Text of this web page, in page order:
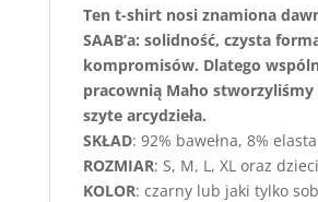
Ten t-shirt nosi znamiona
SAAB’a: solidność, czysta
kompromisów. Dlatego
pracownią Maho stworzyliśmy
szyte arcydzieła.
SKŁAD: 92% bawełna, 8%
ROZMIAR: S, M, L, XL oraz
KOLOR: czarny lub jaki tylko